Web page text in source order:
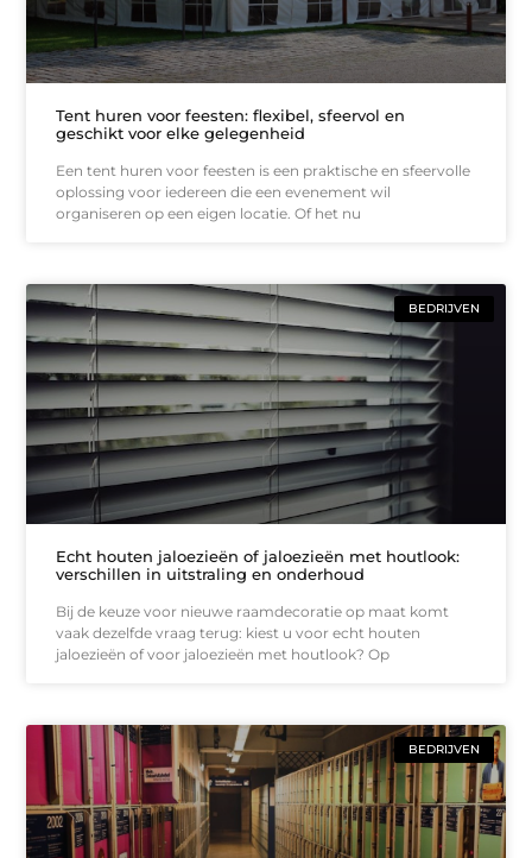
Tent huren voor feesten: flexibel, sfeervol en
geschikt voor elke gelegenheid
Een tent huren voor feesten is een praktische en sfeervolle
oplossing voor iedereen die een evenement wil
organiseren op een eigen locatie. Of het nu
BEDRIJVEN
Echt houten jaloezieën of jaloezieën met houtlook:
verschillen in uitstraling en onderhoud
Bij de keuze voor nieuwe raamdecoratie op maat komt
vaak dezelfde vraag terug: kiest u voor echt houten
jaloezieën of voor jaloezieën met houtlook? Op
BEDRIJVEN